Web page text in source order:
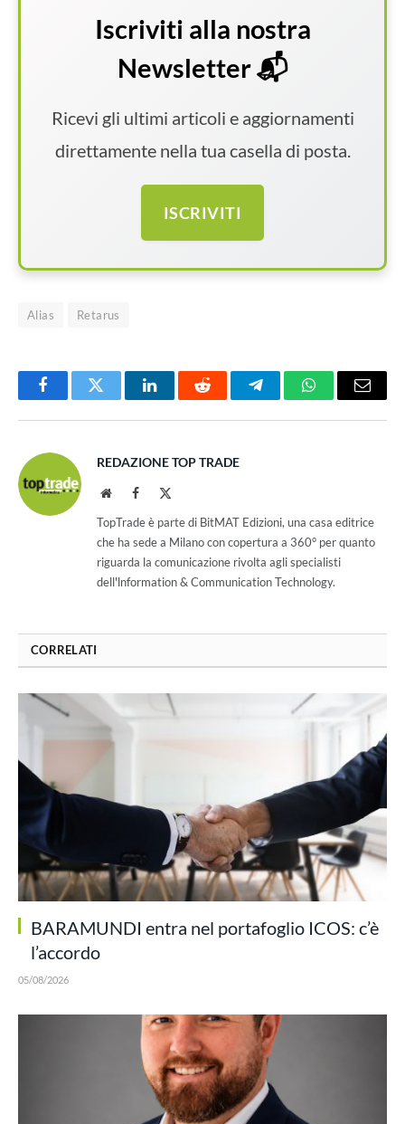
Iscriviti alla nostra
Newsletter 📬
Ricevi gli ultimi articoli e aggiornamenti
direttamente nella tua casella di posta.
ISCRIVITI
Alias Retarus
FacebookTwitter LinkedInReddit TelegramWhatsAppEmail
REDAZIONE TOP TRADE
WebsiteFacebook
TopTrade è parte di BitMAT Edizioni, una casa editrice
che ha sede a Milano con copertura a 360° per quanto
riguarda la comunicazione rivolta agli specialisti
dell'lnformation & Communication Technology.
CORRELATI
BARAMUNDI entra nel portafoglio ICOS: c’è
l’accordo
05/08/2026